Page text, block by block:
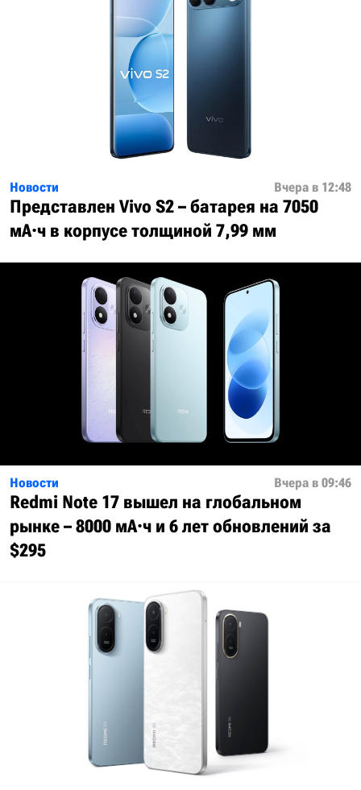
Новости Вчера в 12:48
Представлен Vivo S2 – батарея на 7050
мА·ч в корпусе толщиной 7,99 мм
Новости Вчера в 09:46
Redmi Note 17 вышел на глобальном
рынке – 8000 мА·ч и 6 лет обновлений за
$295